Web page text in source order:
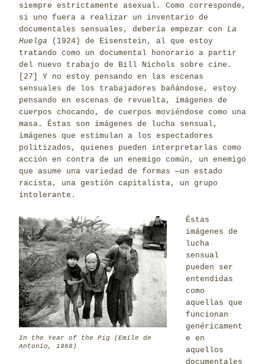
siempre estrictamente asexual. Como corresponde,
si uno fuera a realizar un inventario de
documentales sensuales, debería empezar con La
Huelga (1924) de Eisenstein, al que estoy
tratando como un documental honorario a partir
del nuevo trabajo de Bill Nichols sobre cine.
[27]
Y no estoy pensando en las escenas
sensuales de los trabajadores bañándose, estoy
pensando en escenas de revuelta, imágenes de
cuerpos chocando, de cuerpos moviéndose como una
masa. Éstas son imágenes de lucha sensual,
imágenes que estimulan a los espectadores
politizados, quienes pueden interpretarlas como
acción en contra de un enemigo común, un enemigo
que asume una variedad de formas ─un estado
racista, una gestión capitalista, un grupo
intolerante.
In the Year of the Pig (Emile de
Antonio, 1968)
Éstas
imágenes de
lucha
sensual
pueden ser
entendidas
como
aquellas que
funcionan
genéricament
e en
aquellos
documentales